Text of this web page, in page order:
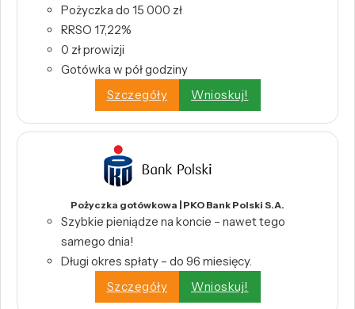
Pożyczka do 15 000 zł
RRSO 17,22%
0 zł prowizji
Gotówka w pół godziny
Szczegóły
Wnioskuj!
Pożyczka gotówkowa | PKO Bank Polski S.A.
Szybkie pieniądze na koncie – nawet tego
samego dnia!
Długi okres spłaty – do 96 miesięcy.
Szczegóły
Wnioskuj!